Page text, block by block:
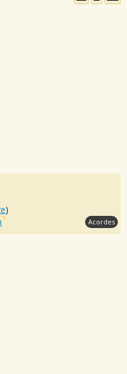
)
Acordes